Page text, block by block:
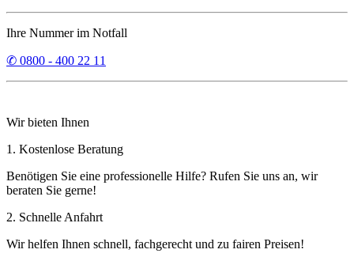
Ihre Nummer im Notfall
✆ 0800 - 400 22 11
Wir bieten Ihnen
1. Kostenlose Beratung
Benötigen Sie eine professionelle Hilfe? Rufen Sie uns an, wir
beraten Sie gerne!
2. Schnelle Anfahrt
Wir helfen Ihnen schnell, fachgerecht und zu fairen Preisen!